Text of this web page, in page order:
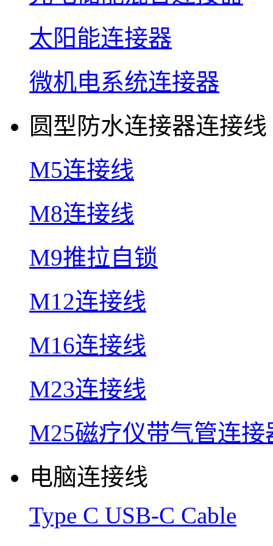
太阳能连接器
微机电系统连接器
圆型防水连接器连接线
M5连接线
M8连接线
M9推拉自锁
M12连接线
M16连接线
M23连接线
M25磁疗仪带气管连接
电脑连接线
Type C USB-C Cable